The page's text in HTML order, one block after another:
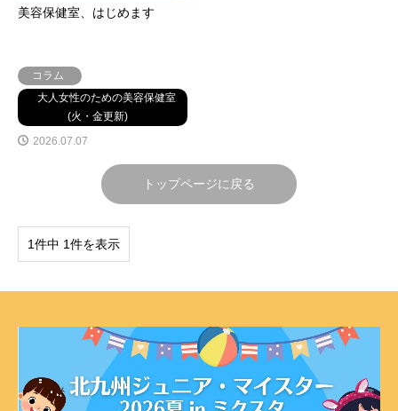
美容保健室、はじめます
コラム
大人女性のための美容保健室
(火・金更新)
2026.07.07
トップページに戻る
1件中 1件を表示